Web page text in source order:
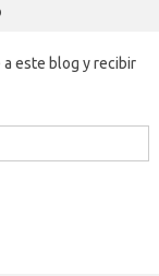
este blog y recibir